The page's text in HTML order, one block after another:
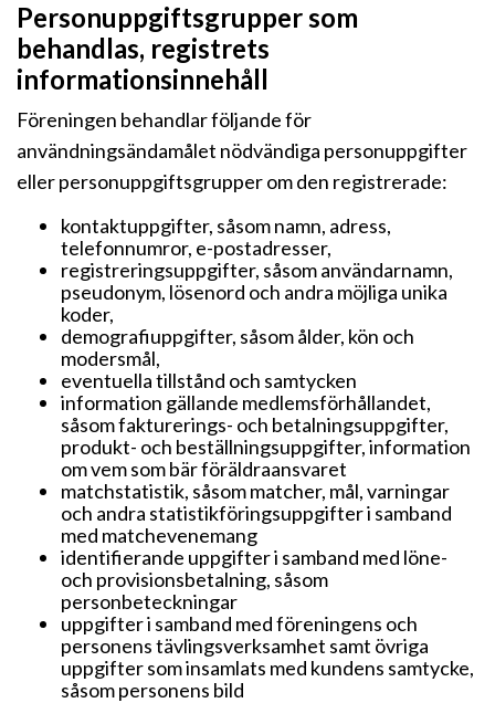
Personuppgiftsgrupper som
behandlas, registrets
informationsinnehåll
Föreningen behandlar följande för
användningsändamålet nödvändiga personuppgifter
eller personuppgiftsgrupper om den registrerade:
kontaktuppgifter, såsom namn, adress,
telefonnumror, e-postadresser,
registreringsuppgifter, såsom användarnamn,
pseudonym, lösenord och andra möjliga unika
koder,
demografiuppgifter, såsom ålder, kön och
modersmål,
eventuella tillstånd och samtycken
information gällande medlemsförhållandet,
såsom fakturerings- och betalningsuppgifter,
produkt- och beställningsuppgifter, information
om vem som bär föräldraansvaret
matchstatistik, såsom matcher, mål, varningar
och andra statistikföringsuppgifter i samband
med matchevenemang
identifierande uppgifter i samband med löne-
och provisionsbetalning, såsom
personbeteckningar
uppgifter i samband med föreningens och
personens tävlingsverksamhet samt övriga
uppgifter som insamlats med kundens samtycke,
såsom personens bild